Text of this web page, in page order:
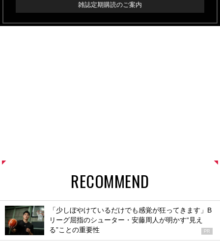
雑誌定期購読のご案内
RECOMMEND
「少しぼやけているだけでも感覚が狂ってきます」B
リーグ屈指のシューター・安藤周人が明かす“見え
る”ことの重要性
PR